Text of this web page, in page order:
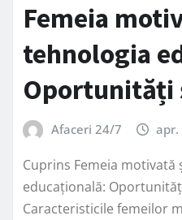
Femeia
tehnologia
Oportunități
Afaceri 24/7 apr.
Cuprins Femeia motivată
educațională:
Caracteristicile femeilor